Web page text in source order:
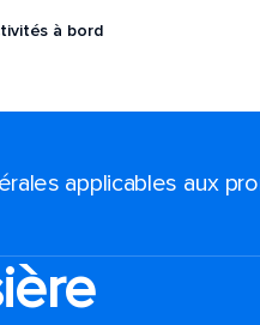
à bord
applicables aux